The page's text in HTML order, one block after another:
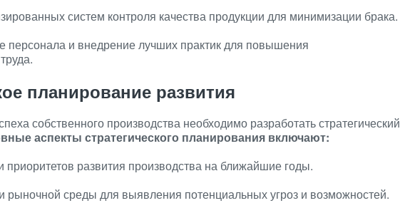
систем контроля качества продукции для минимизации брака.
персонала и внедрение лучших практик для повышения
планирование развития
собственного производства необходимо разработать стратегический
аспекты стратегического планирования включают:
развития производства на ближайшие годы.
рыночной среды для выявления потенциальных угроз и возможностей.